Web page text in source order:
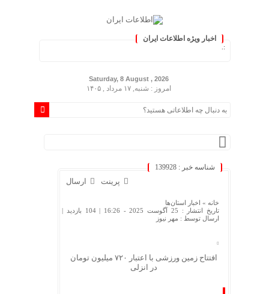
اخبار ویژه اطلاعات ایران
Saturday, 8 August , 2026
امروز : شنبه, ۱۷ مرداد , ۱۴۰۵
شناسه خبر : 139928
ارسال پرینت
خانه » اخبار استان‌ها
تاریخ انتشار : 25 آگوست 2025 - 16:26 |
104 بازدید
|
ارسال توسط : مهر نیوز
افتتاح زمین ورزشی با اعتبار ۷۲۰ میلیون تومان
در انزلی